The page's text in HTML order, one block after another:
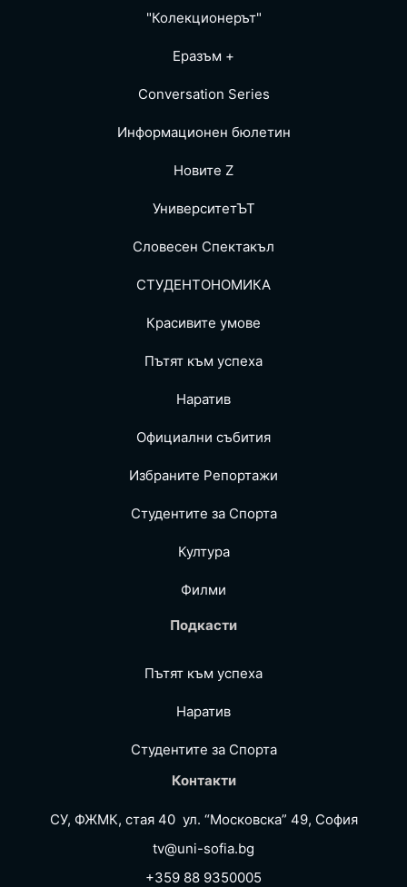
"Колекционерът"
Еразъм +
Conversation Series
Информационен бюлетин
Новите Z
УниверситетЪТ
Словесен Спектакъл
СТУДЕНТОНОМИКА
Красивите умове
Пътят към успеха
Наратив
Официални събития
Избраните Репoртажи
Студентите за Спортa
Култура
Филми
Подкасти
Пътят към успеха
Наратив
Студентите за Спортa
Контакти
СУ, ФЖМК, стая 40 ул. “Московска” 49, София
tv@uni-sofia.bg
+359 88 9350005